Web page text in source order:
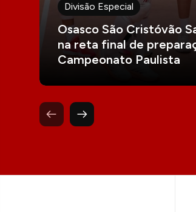
Divisão Especial
Osasco São Cristóvão
na reta final de
Campeonato Paulista